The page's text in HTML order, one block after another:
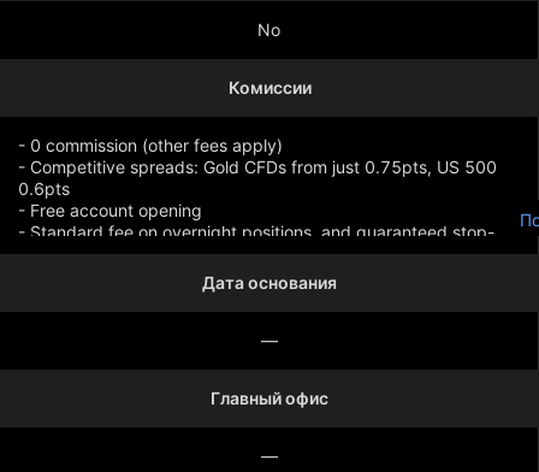
No
Комиссии
- 0 commission (other fees apply)
- Competitive spreads: Gold CFDs from just 0.75pts, US 500
0.6pts
- Free account opening
- Standard fee on overnight positions, and guaranteed stop-
loss orders when activated
Дата основания
—
Главный офис
—